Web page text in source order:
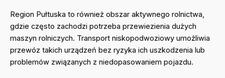
Region Pułtuska to również obszar aktywnego rolnictwa,
gdzie często zachodzi potrzeba przewiezienia dużych
maszyn rolniczych. Transport niskopodwoziowy umożliwia
przewóz takich urządzeń bez ryzyka ich uszkodzenia lub
problemów związanych z niedopasowaniem pojazdu.